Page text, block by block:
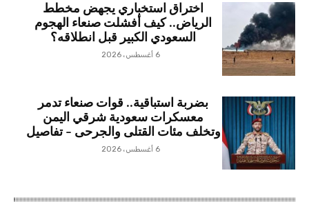
اختراق استخباري يجهض مخطط
الرياض.. كيف أفشلت صنعاء الهجوم
السعودي الكبير قبل انطلاقه؟
6 أغسطس، 2026
بضربة استباقية.. قوات صنعاء تدمر
معسكرات سعودية شرقي اليمن
وتخلف مئات القتلى والجرحى – تفاصيل
6 أغسطس، 2026